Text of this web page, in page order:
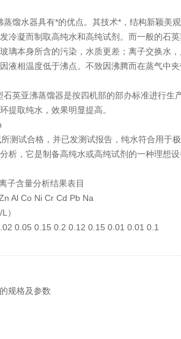
馏水器具有*的优点。其技术*，结构新颖美
冷凝而制取高纯水和高纯试剂。而一般的石
璃本身所含的污染，水质更差；离子交换水
液相温度低于沸点。不致因沸腾而在蒸气中
英亚沸蒸馏器是按四机部的部办标准进行生
提取纯水，效果明显提高。
测试合格，并已发测试报告，纯水符合用于
析，它是制备高纯水或高纯试剂的一种理想设
子含量分析结果表目
Al Co Ni Cr Cd Pb Na
）
0.05 0.15 0.2 0.12 0.15 0.01 0.01 0.1
规格及参数